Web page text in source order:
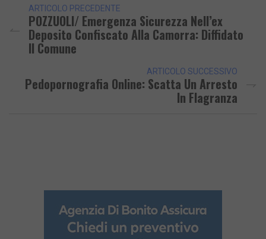
ARTICOLO PRECEDENTE
POZZUOLI/ Emergenza Sicurezza Nell’ex
Deposito Confiscato Alla Camorra: Diffidato
Il Comune
ARTICOLO SUCCESSIVO
Pedopornografia Online: Scatta Un Arresto
In Flagranza